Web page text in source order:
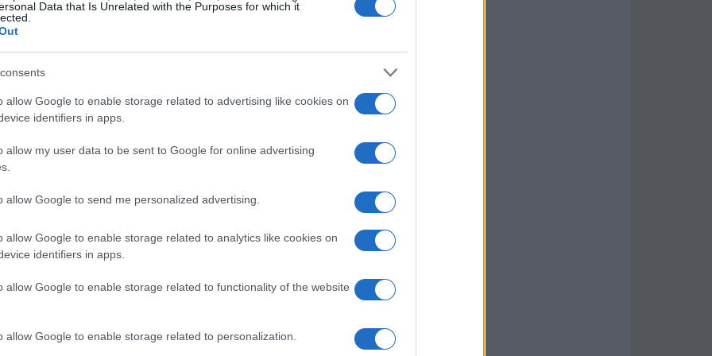
Data that Is Unrelated with the Purposes for which it
allow Google to enable storage related to advertising like cookies on
identifiers in apps.
allow my user data to be sent to Google for online advertising
allow Google to send me personalized advertising.
allow Google to enable storage related to analytics like cookies on
identifiers in apps.
allow Google to enable storage related to functionality of the website
allow Google to enable storage related to personalization.
da incontri di alto livello. Zverev, testa
Muller nel primo turno. Questo
per il tedesco, che ha bisogno
Un altro match da seguire è quello
giocatori che hanno dimostrato di poter
giovani talenti come Jakub Mensik e
più interessante, poiché potrebbero